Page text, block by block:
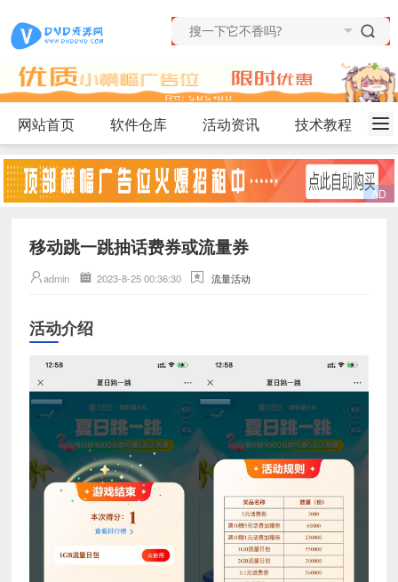
网站首页 软件仓库 活动资讯 技术教程
移动跳一跳抽话费券或流量券
admin 2023-8-25 00:36:30 流量活动
活动介绍